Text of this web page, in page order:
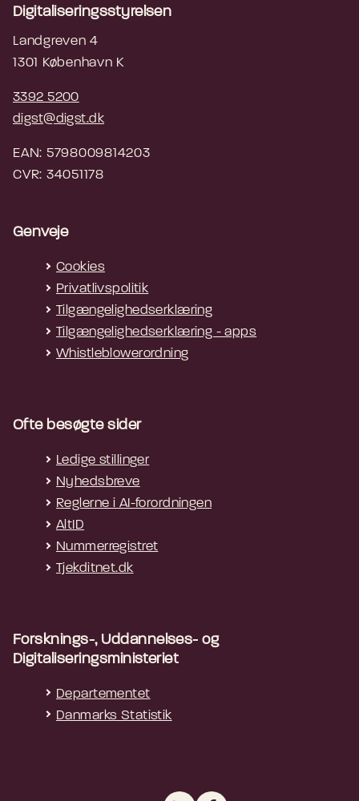
Digitaliseringsstyrelsen
Landgreven 4
1301 København K
3392 5200
digst@digst.dk
EAN: 5798009814203
CVR: 34051178
Genveje
Cookies
Privatlivspolitik
Tilgængelighedserklæring
Tilgængelighedserklæring - apps
Whistleblowerordning
Ofte besøgte sider
Ledige stillinger
Nyhedsbreve
Reglerne i AI-forordningen
AltID
Nummerregistret
Tjekditnet.dk
Forsknings-, Uddannelses- og
Digitaliseringsministeriet
Departementet
Danmarks Statistik